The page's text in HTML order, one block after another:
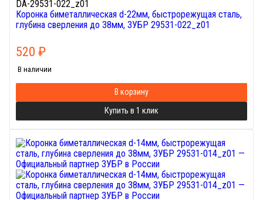
DA-29531-022_z01
Коронка биметаллическая d-22мм, быстрорежущая сталь,
глубина сверления до 38мм, ЗУБР 29531-022_z01
520 ₽
В наличии
В корзину
Купить в 1 клик